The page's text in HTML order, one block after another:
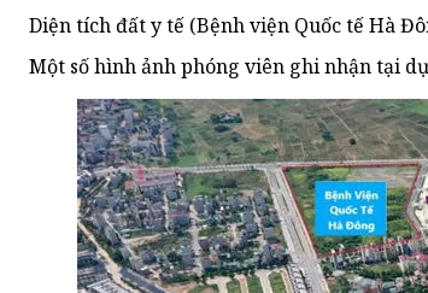
Diện tích đất y tế (Bệnh viện Quốc tế Hà
Một số hình ảnh phóng viên ghi nhận tại